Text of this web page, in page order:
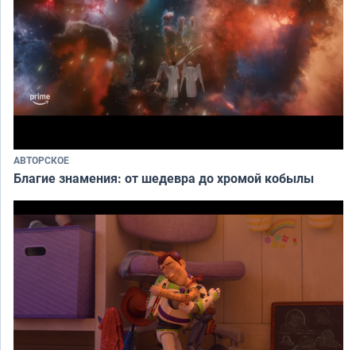
АВТОРСКОЕ
Благие знамения: от шедевра до хромой кобылы